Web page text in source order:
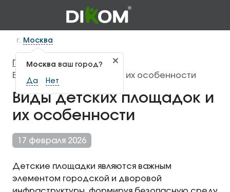
г. Москва
Москва ваш город?
Да Нет
Главная — Статьи —
Виды детских площадок и их особенности
Виды детских площадок и
их особенности
17 февраля 2026
Детские площадки являются важным
элементом городской и дворовой